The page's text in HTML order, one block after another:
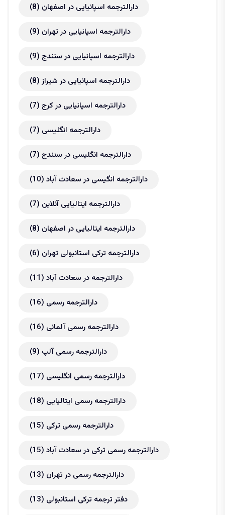
دارالترجمه اسپانیایی در اصفهان (8)
دارالترجمه اسپانیایی در تهران (9)
دارالترجمه اسپانیایی در سنندج (9)
دارالترجمه اسپانیایی در شیراز(8)
دارالترجمه اسپانیایی در کرج (7)
دارالترجمه انگلیسی (7)
دارالترجمه انگلیسی در سنندج (7)
دارالترجمه انگیسی در سعادت آباد (10)
دارالترجمه ایتالیایی آنلاین (7)
دارالترجمه ایتالیایی در اصفهان (8)
دارالترجمه ترکی استانبولی تهران (6)
دارالترجمه در سعادت آباد (11)
دارالترجمه رسمی (16)
دارالترجمه رسمی آلمانی (16)
دارالترجمه رسمی آلپ (9)
دارالترجمه رسمی انگلیسی (17)
دارالترجمه رسمی ایتالیایی (18)
دارالترجمه رسمی ترکی (15)
دارالترجمه رسمی ترکی در سعادت آباد (15)
دارالترجمه رسمی در تهران (13)
دفتر ترجمه ترکی استانبولی (13)